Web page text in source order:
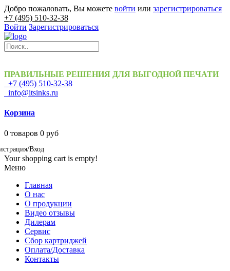
Добро пожаловать, Вы можете войти или зарегистрироваться
+7 (495) 510-32-38
Войти Зарегистрироваться
ПРАВИЛЬНЫЕ РЕШЕНИЯ ДЛЯ ВЫГОДНОЙ ПЕЧАТИ
+7 (495) 510-32-38
info@itsinks.ru
Корзина
0 товаров 0 руб
Вход
Your shopping cart is empty!
Меню
Главная
О нас
О продукции
Видео отзывы
Дилерам
Сервис
Сбор картриджей
Оплата/Доставка
Контакты